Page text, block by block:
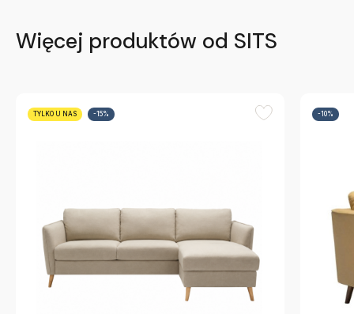
Więcej produktów od SITS
TYLKO U NAS -15% -10%